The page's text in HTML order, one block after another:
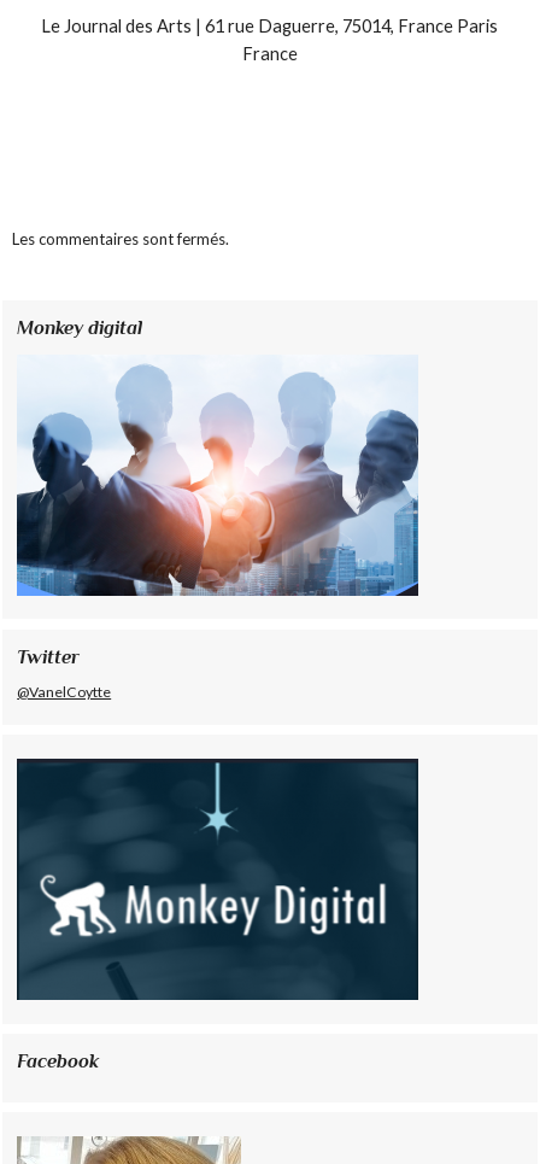
Le Journal des Arts |61 rue Daguerre, 75014, France Paris
France
Les commentaires sont fermés.
Monkey digital
Twitter
@VanelCoytte
Facebook